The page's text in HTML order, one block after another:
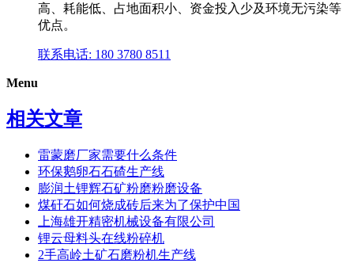
高、耗能低、占地面积小、资金投入少及环境无污染等
优点。
联系电话: 180 3780 8511
Menu
相关文章
雷蒙磨厂家需要什么条件
环保鹅卵石石碴生产线
膨润土锂辉石矿粉磨粉磨设备
煤矸石如何烧成砖后来为了保护中国
上海雄开精密机械设备有限公司
锂云母料头在线粉碎机
2手高岭土矿石磨粉机生产线